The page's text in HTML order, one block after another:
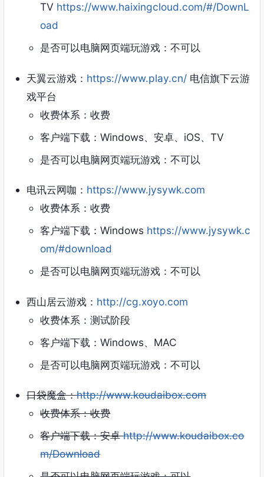
TV https://www.haixingcloud.com/#/DownL
oad
是否可以电脑网页端玩游戏：不可以
天翼云游戏： https://www.play.cn/ 电信旗下云游
戏平台
收费体系：收费
客户端下载：Windows、安卓、iOS、TV
是否可以电脑网页端玩游戏：不可以
电讯云网咖： https://www.jysywk.com
收费体系：收费
客户端下载：Windows https://www.jysywk.c
om/#download
是否可以电脑网页端玩游戏：不可以
西山居云游戏： http://cg.xoyo.com
收费体系：测试阶段
客户端下载：Windows、MAC
是否可以电脑网页端玩游戏：不可以
口袋魔盒：http://www.koudaibox.com
收费体系：收费
客户端下载：安卓http://www.koudaibox.co
m/Download